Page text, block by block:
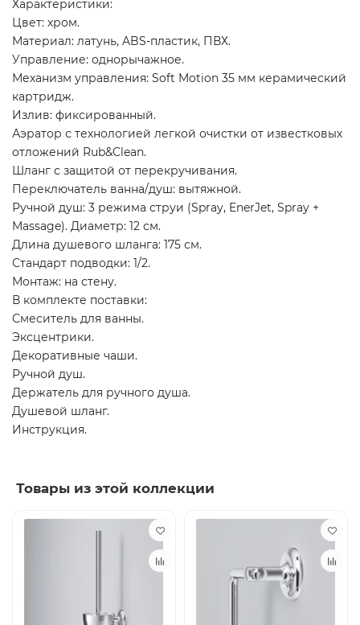
Характеристики:
Цвет: хром.
Материал: латунь, ABS-пластик, ПВХ.
Управление: однорычажное.
Механизм управления: Soft Motion 35 мм керамический
картридж.
Излив: фиксированный.
Аэратор с технологией легкой очистки от известковых
отложений Rub&Clean.
Шланг с защитой от перекручивания.
Переключатель ванна/душ: вытяжной.
Ручной душ: 3 режима струи (Spray, EnerJet, Spray +
Massage). Диаметр: 12 см.
Длина душевого шланга: 175 см.
Стандарт подводки: 1/2.
Монтаж: на стену.
В комплекте поставки:
Смеситель для ванны.
Эксцентрики.
Декоративные чаши.
Ручной душ.
Держатель для ручного душа.
Душевой шланг.
Инструкция.
Товары из этой коллекции